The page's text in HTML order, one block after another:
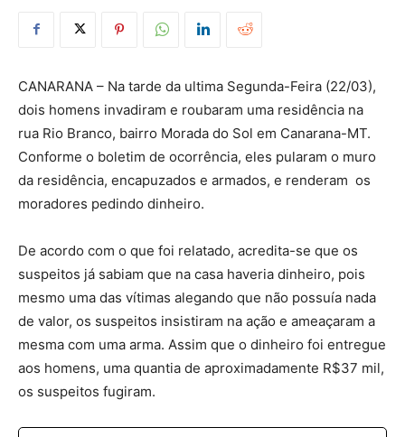
CANARANA – Na tarde da ultima Segunda-Feira (22/03),
dois homens invadiram e roubaram uma residência na
rua Rio Branco, bairro Morada do Sol em Canarana-MT.
Conforme o boletim de ocorrência, eles pularam o muro
da residência, encapuzados e armados, e renderam os
moradores pedindo dinheiro.
De acordo com o que foi relatado, acredita-se que os
suspeitos já sabiam que na casa haveria dinheiro, pois
mesmo uma das vítimas alegando que não possuía nada
de valor, os suspeitos insistiram na ação e ameaçaram a
mesma com uma arma. Assim que o dinheiro foi entregue
aos homens, uma quantia de aproximadamente R$37 mil,
os suspeitos fugiram.